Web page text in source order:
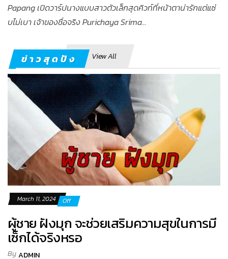
Papang เปิดวาร์ปนางแบบสาวตัวเล็กสุดคิวท์ที่หน้าตาน่ารักแต่แซ่
บไม่เบา เจ้าของชื่อจริง Purichaya Srima...
ข่าวสุดปัง View All
March 11, 2024 Off
ผู้ชาย ฝังมุก จะช่วยเสริมความสุขในการมี
เซ็กได้จริงหรอ
ByADMIN